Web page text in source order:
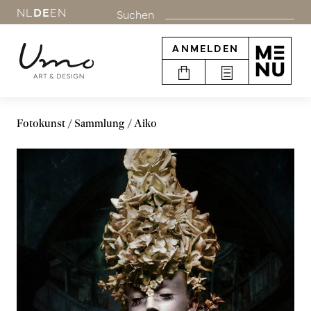
NL DEEN Suchen
ANMELDEN
Fotokunst Sammlung Aiko